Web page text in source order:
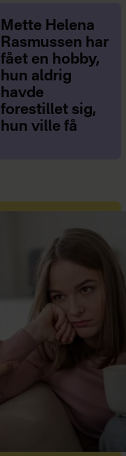
Mette Helena
Rasmussen har
fået en hobby,
hun aldrig
havde
forestillet sig,
hun ville få